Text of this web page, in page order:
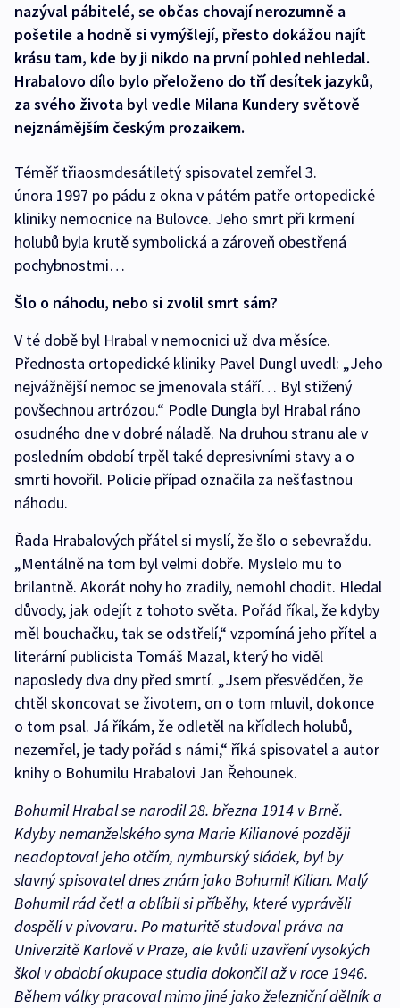
nazýval pábitelé, se občas chovají nerozumně a
pošetile a hodně si vymýšlejí, přesto dokážou najít
krásu tam, kde by ji nikdo na první pohled nehledal.
Hrabalovo dílo bylo přeloženo do tří desítek jazyků,
za svého života byl vedle Milana Kundery světově
nejznámějším českým prozaikem.
Téměř třiaosmdesátiletý spisovatel zemřel 3.
února 1997 po pádu z okna v pátém patře ortopedické
kliniky nemocnice na Bulovce. Jeho smrt při krmení
holubů byla krutě symbolická a zároveň obestřená
pochybnostmi…
Šlo o náhodu, nebo si zvolil smrt sám?
V té době byl Hrabal v nemocnici už dva měsíce.
Přednosta ortopedické kliniky Pavel Dungl uvedl: „Jeho
nejvážnější nemoc se jmenovala stáří… Byl stižený
povšechnou artrózou.“ Podle Dungla byl Hrabal ráno
osudného dne v dobré náladě. Na druhou stranu ale v
posledním období trpěl také depresivními stavy a o
smrti hovořil. Policie případ označila za nešťastnou
náhodu.
Řada Hrabalových přátel si myslí, že šlo o sebevraždu.
„Mentálně na tom byl velmi dobře. Myslelo mu to
brilantně. Akorát nohy ho zradily, nemohl chodit. Hledal
důvody, jak odejít z tohoto světa. Pořád říkal, že kdyby
měl bouchačku, tak se odstřelí,“ vzpomíná jeho přítel a
literární publicista Tomáš Mazal, který ho viděl
naposledy dva dny před smrtí. „Jsem přesvědčen, že
chtěl skoncovat se životem, on o tom mluvil, dokonce
o tom psal. Já říkám, že odletěl na křídlech holubů,
nezemřel, je tady pořád s námi,“ říká spisovatel a autor
knihy o Bohumilu Hrabalovi Jan Řehounek.
Bohumil Hrabal se narodil 28. března 1914 v Brně.
Kdyby nemanželského syna Marie Kilianové později
neadoptoval jeho otčím, nymburský sládek, byl by
slavný spisovatel dnes znám jako Bohumil Kilian. Malý
Bohumil rád četl a oblíbil si příběhy, které vyprávěli
dospělí v pivovaru. Po maturitě studoval práva na
Univerzitě Karlově v Praze, ale kvůli uzavření vysokých
škol v období okupace studia dokončil až v roce 1946.
Během války pracoval mimo jiné jako železniční dělník a